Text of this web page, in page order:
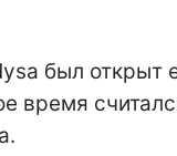
был открыт
время